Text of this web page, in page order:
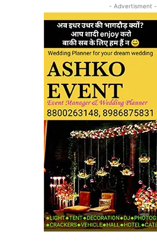
- Advertisment -